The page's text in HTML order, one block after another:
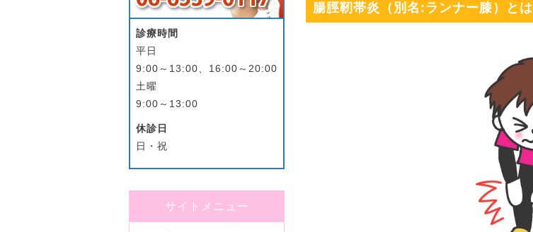
腸脛靭帯炎（別名:ランナー膝）とは
診療時間
平日
9:00～13:00、16:00～20:00
土曜
9:00～13:00
休診日
日・祝
サイトメニュー